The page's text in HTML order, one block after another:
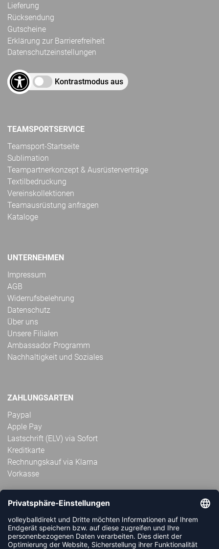
Lieferung
Rücksendung
Gutscheine
Erklärung zur Barrierefreiheit
Datenschutzeinstellungen
Kontrastmodus aus
TEAMSPORTSERVICE
Teamsport-Startseite
Sublimation
Teampartnerkonzept & Ausrüsterverträge
Textilbedruckung
Vereinskollektionen
Teamausrüstung anfragen
Kataloge
UNTERNEHMEN
Impressum
AGB
Widerrufsbelehrung
Datenschutz
Über uns
Unsere Filialen
Ambassador Programm
Nachhaltigkeit und Soziales
ZAHLUNGSARTEN
Paypal
Apple Pay
Lastschrift (ELV) via Sofort
Kreditkarte
Rechnungskauf via Klarna
Vorkasse
ABONNIERE JETZT DEN KOSTENLOSEN
VOLLEYBALLDIREKT-NEWSLETTER UND VERPASSE KEINE
NEUIGKEIT ODER AKTION MEHR.